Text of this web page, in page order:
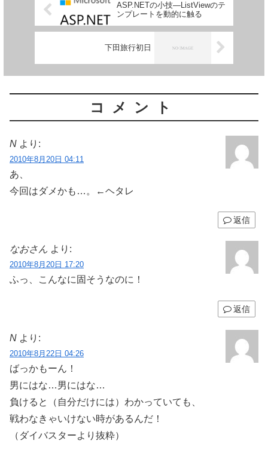
ASP.NETの小技―ListViewのテ
ンプレートを動的に触る
下田旅行初日
コメント
N より:
2010年8月20日 04:11
あ、
今回はダメかも…。←ヘタレ
返信
なおさん より:
2010年8月20日 17:20
ふっ、こんなに固そうなのに！
返信
N より:
2010年8月22日 04:26
ばっかもーん！
男にはな…男にはな…
負けると（自分だけには）わかっていても、
戦わなきゃいけない時があるんだ！
（ダイバスターより抜粋）